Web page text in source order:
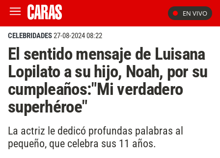
EN VIVO
CELEBRIDADES27-08-2024 08:22
El sentido mensaje de Luisana
Lopilato a su hijo, Noah, por su
cumpleaños:"Mi verdadero
superhéroe"
La actriz le dedicó profundas palabras al
pequeño, que celebra sus 11 años.